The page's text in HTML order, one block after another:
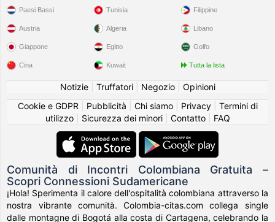
Paesi Bassi
Austria
Giappone
Cina
Tunisia
Algeria
Egitto
Kuwait
Filippine
Libano
Golfo
Tutta la lista
Notizie| Truffatori| Negozio| Opinioni
Cookie e GDPR
Pubblicità Chi siamo| Privacy| Termini di
utilizzo| Sicurezza dei minori| Contatto| FAQ
Comunità di Incontri Colombiana Gratuita –
Scopri Connessioni Sudamericane
¡Hola! Sperimenta il calore dell'ospitalità colombiana attraverso la
nostra vibrante comunità. Colombia-citas.com collega single
dalle montagne di Bogotá alla costa di Cartagena, celebrando la